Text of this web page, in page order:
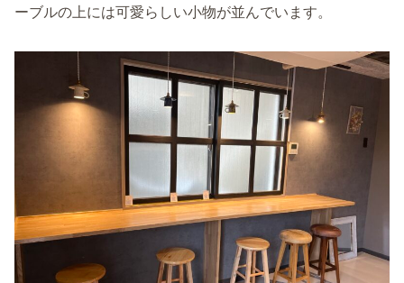
ーブルの上には可愛らしい小物が並んでいます。